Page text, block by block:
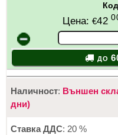
Код
Цена:€42
до
Наличност: Външен
дни)
Ставка ДДС: 20 %